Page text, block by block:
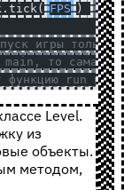
FPS )
игры только
main, то сама
run из
Level.
из
объекты.
методом,